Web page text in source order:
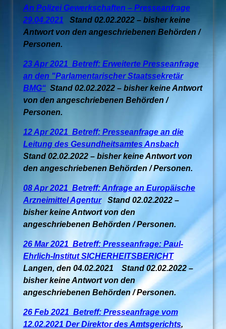
An Polizei Gewerkschaften – Presseanfrage
29.04.2021 Stand 02.02.2022 – bisher keine
Antwort von den angeschriebenen Behörden /
Personen.
23 Apr 2021 Betreff: Erweiterte Presseanfrage
an den "Parlamentarischer Staatssekretär
BMG“Stand 02.02.2022 – bisher keine Antwort
von den angeschriebenen Behörden /
Personen.
12 Apr 2021 Betreff: Presseanfrage an die
Leitung des Gesundheitsamtes Ansbach
Stand 02.02.2022 – bisher keine Antwort von
den angeschriebenen Behörden / Personen.
08 Apr 2021 Betreff: Anfrage an Europäische
Arzneimittel AgenturStand 02.02.2022 –
bisher keine Antwort von den
angeschriebenen Behörden / Personen.
26 Mar 2021 Betreff: Presseanfrage: Paul-
Ehrlich-Institut SICHERHEITSBERICHT
Langen, den 04.02.2021 Stand 02.02.2022 –
bisher keine Antwort von den
angeschriebenen Behörden / Personen.
26 Feb 2021 Betreff: Presseanfrage vom
12.02.2021 Der Direktor des Amtsgerichts,